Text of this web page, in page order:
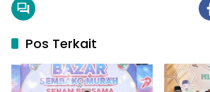
Pos Terkait